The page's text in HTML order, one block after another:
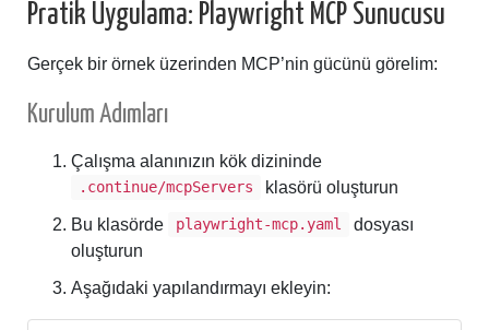
Pratik Uygulama: Playwright MCP Sunucusu
Gerçek bir örnek üzerinden MCP’nin gücünü görelim:
Kurulum Adımları
Çalışma alanınızın kök dizininde
.continue/mcpServers
klasörü oluşturun
Bu klasörde
playwright-mcp.yaml
dosyası
oluşturun
Aşağıdaki yapılandırmayı ekleyin: